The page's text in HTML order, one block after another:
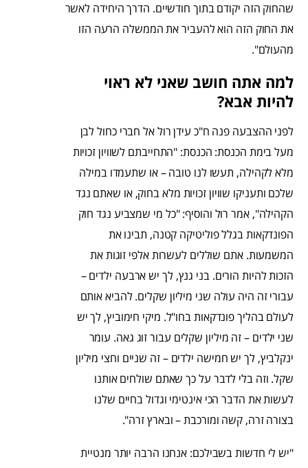
שהחוק הזה יקודם בתוך חודשיים. הדרך היחידה לאשר
את החוק הזה הוא להעביר את הממשלה הרעה הזו
מהעולם".
למה אתה חושב שאני לא ראוי
להיות אבא?
לפני ההצבעה פנה ח"כ עידן רול אל חברי כחול לבן
מעל בימת הכנסת: הכנסת: "התחייבתם לשוויון זכויות
מלא לקהילה, תעשו לנו טובה – או שתעמדו במילה
שלכם ותעניקו שוויון זכויות מלא בחוק, או שאתם נגד
הקהילה", אמר רול והוסיף: "כל מי שמצביע נגד חוק
הפונדקאות בגלל פוליטיקה קטנה, תבינו את
המשמעות. אתם שוללים לעשרות אלפי זוגות את
הזכות להיות הורים. בני גנץ, לך יש ארבעה ילדים –
עבורי זה היה עולה שני מיליון שקלים. להביא אותם
לעולם בהליך פונדקאות בחו"ל. מיקי חימוביץ, לך יש
שני ילדים – זה מיליון שקלים עבור זוג גאה. עומר
ינקלביץ, לך יש חמישה ילדים – זה שניים וחצי מיליון
שקל. וזה בלי לדבר על כך שאתם שולחים אותנו
לעשות את הדבר הכי אינטימי וגדול בחיים שלנו
בצורה זרה, קשה ומורכבת – ובארץ זרה".
"יש לי חדשות בשבילכם: אנחנו הרבה יותר מנטיית